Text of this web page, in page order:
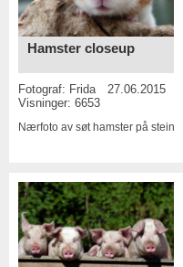
Hamster closeup
Fotograf: Frida
27.06.2015
Visninger: 6653
Nærfoto av søt hamster på stein